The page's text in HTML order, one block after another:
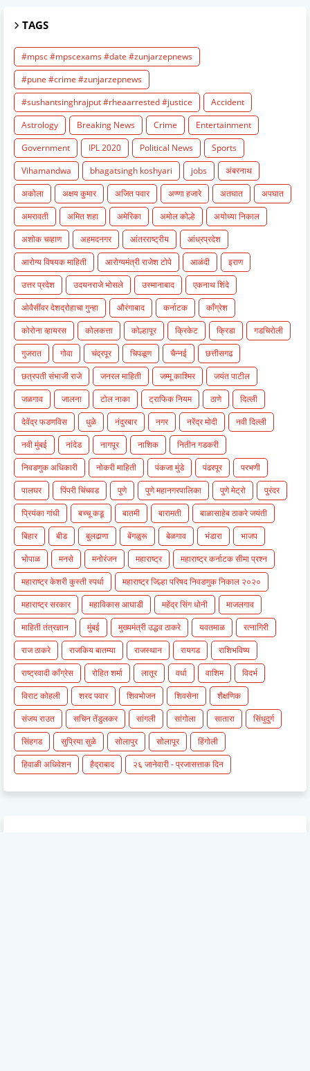
TAGS
#mpsc #mpscexams #date #zunjarzepnews
#pune #crime #zunjarzepnews
#sushantsinghrajput #rheaarrested #justice
Accident
Astrology
Breaking News Crime
Entertainment
Government
IPL 2020 Political News
Sports
Vihamandwa
bhagatsingh koshyari jobs
अंबरनाथ
अकोला
अक्षय कुमार अजित पवार अण्णा हजारे अतघात
अपघात
अमरावती
अमित शहा अमेरिका अमोल कोल्हे
अयोध्या निकाल
अशोक चव्हाण
अहमदनगर आंतरराष्ट्रीय
आंध्रप्रदेश
आरोग्य विषयक माहिती
आरोग्यमंत्री राजेश टोपे आळंदी
इराण
उत्तर प्रदेश
उदयनराजे भोसले उस्मानाबाद
एकनाथ शिंदे
ओवैसींवर देशद्रोहाचा गुन्हा
औरंगाबाद कर्नाटक
काँग्रेश
कोरोना व्हायरस
कोलकत्ता कोल्हापूर क्रिकेट क्रिडा
गडचिरोली
गुजरात
गोवा चंद्रपूर चिपळूण चैन्नई
छत्तीसगढ
छत्रपती संभाजी राजे
जनरल माहिती जम्मू काश्मिर
जयंत पाटील
जळगाव
जालना टोल नाका ट्राफिक नियम ठाणे
दिल्ली
देवेंद्र फडणविस
धुळे नंदुरबार नगर नरेंद्र मोदी
नवी दिल्ली
नवी मुंबई
नांदेड नागपूर नाशिक
नितीन गडकरी
निवडणुक अधिकारी
नोकरी माहिती पंकजा मुंडे पंढरपूर
परभणी
पालघर
पिंपरी चिंचवड पुणे पुणे महानगरपालिका पुणे मेट्रो
पुरंदर
प्रियंका गांधी
बच्चू कडू बातमी बारामती
बाळासाहेब ठाकरे जयंती
बिहार
बीड बुलढाणा बेंगळुरू बेळगाव भंडारा
भाजप
भोपाळ
मनसे मनोरंजन महाराष्ट्र
महाराष्ट्र कर्नाटक सीमा प्रश्न
महाराष्ट्र केशरी कुस्ती स्पर्धा
महाराष्ट्र जिल्हा परिषद निवडणुक निकाल २०२०
महाराष्ट्र सरकार
महाविकास आघाडी महेंद्र सिंग धोनी
माजलगाव
माहिती तंत्रज्ञान
मुंबई मुख्यमंत्री उद्धव ठाकरे यवतमाळ
रत्नागिरी
राज ठाकरे
राजकिय बातम्या राजस्थान रायगड
राशिभविष्य
राष्ट्रवादी काँग्रेस
रोहित शर्मा लातूर वर्धा वाशिम
विदर्भ
विराट कोहली
शरद पवार शिवभोजन शिवसेना
शैक्षणिक
संजय राउत
सचिन तेंडुलकर सांगली सांगोला सातारा
सिंधुदुर्ग
सिंहगड
सुप्रिया सुळे सोलापुर सोलापूर
हिंगोली
हिवाळी अधिवेशन
हैद्राबाद २६ जानेवारी - प्रजासत्ताक दिन